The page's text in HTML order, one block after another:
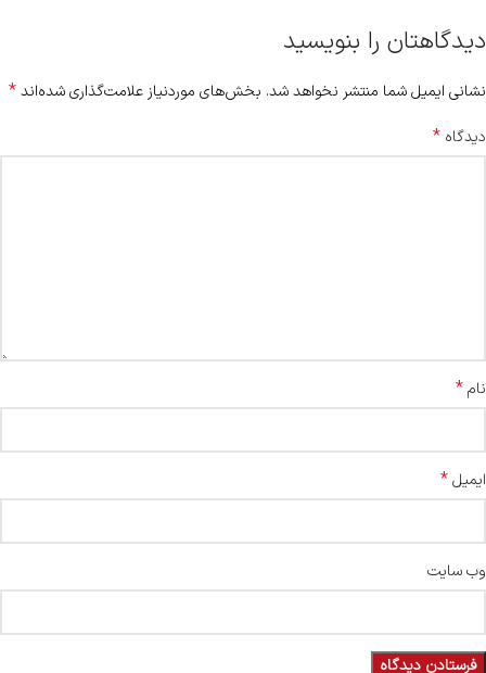
دیدگاهتان را بنویسید
نشانی ایمیل شما منتشر نخواهد شد. بخش‌های موردنیاز علامت‌گذاری شده‌اند*
دیدگاه *
نام*
ایمیل*
وب‌ سایت